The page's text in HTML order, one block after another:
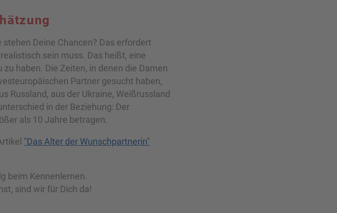
Deine Chancen? Das erfordert
sein muss. Das heißt, eine
haben. Die Zeiten, in denen die Damen
Partner gesucht haben,
Russland, aus der Ukraine, Weißrussland
in der Beziehung: Der
als 10 Jahre betragen.
"Das Alter der Wunschpartnerin"
beim Kennenlernen.
sind wir für Dich da!